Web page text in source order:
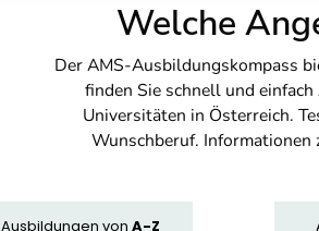
Welche
Der AMS-Ausbildungskompass
finden Sie schnell und
Universitäten in Österreich.
Wunschberuf.
Ausbildungen von A-Z